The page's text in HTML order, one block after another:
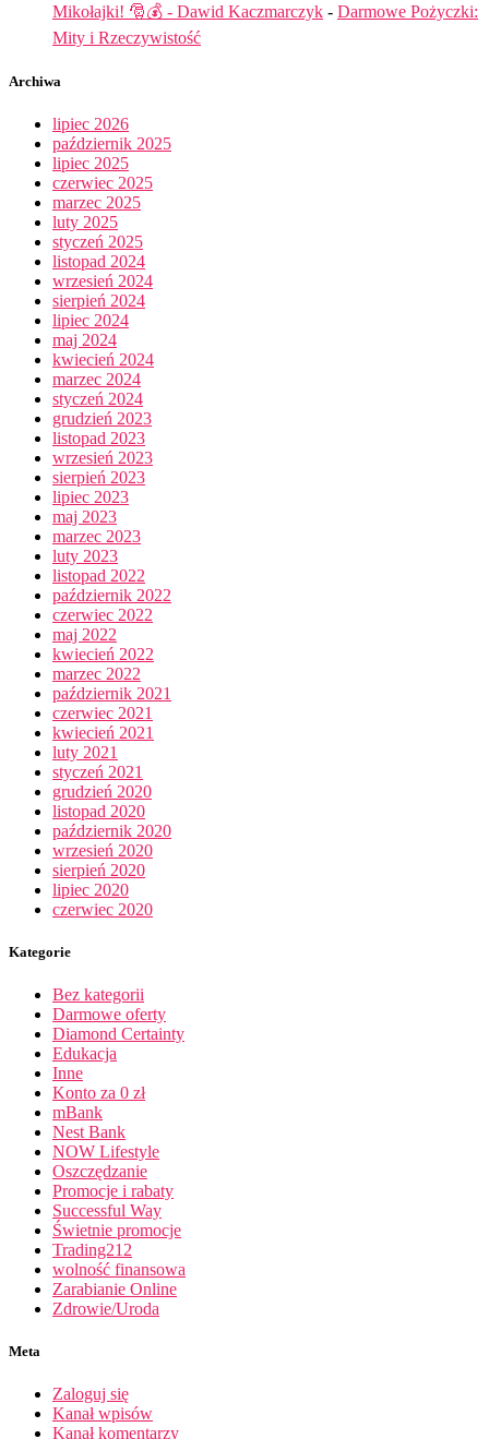
Mikołajki! 🎅💰 - Dawid Kaczmarczyk - Darmowe Pożyczki:
Mity i Rzeczywistość
Archiwa
lipiec 2026
październik 2025
lipiec 2025
czerwiec 2025
marzec 2025
luty 2025
styczeń 2025
listopad 2024
wrzesień 2024
sierpień 2024
lipiec 2024
maj 2024
kwiecień 2024
marzec 2024
styczeń 2024
grudzień 2023
listopad 2023
wrzesień 2023
sierpień 2023
lipiec 2023
maj 2023
marzec 2023
luty 2023
listopad 2022
październik 2022
czerwiec 2022
maj 2022
kwiecień 2022
marzec 2022
październik 2021
czerwiec 2021
kwiecień 2021
luty 2021
styczeń 2021
grudzień 2020
listopad 2020
październik 2020
wrzesień 2020
sierpień 2020
lipiec 2020
czerwiec 2020
Kategorie
Bez kategorii
Darmowe oferty
Diamond Certainty
Edukacja
Inne
Konto za 0 zł
mBank
Nest Bank
NOW Lifestyle
Oszczędzanie
Promocje i rabaty
Successful Way
Świetnie promocje
Trading212
wolność finansowa
Zarabianie Online
Zdrowie/Uroda
Meta
Zaloguj się
Kanał wpisów
Kanał komentarzy